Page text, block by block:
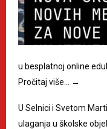
u besplatnoj online
Pročitaj više…
→
U Selnici i Svetom
ulaganja u školske